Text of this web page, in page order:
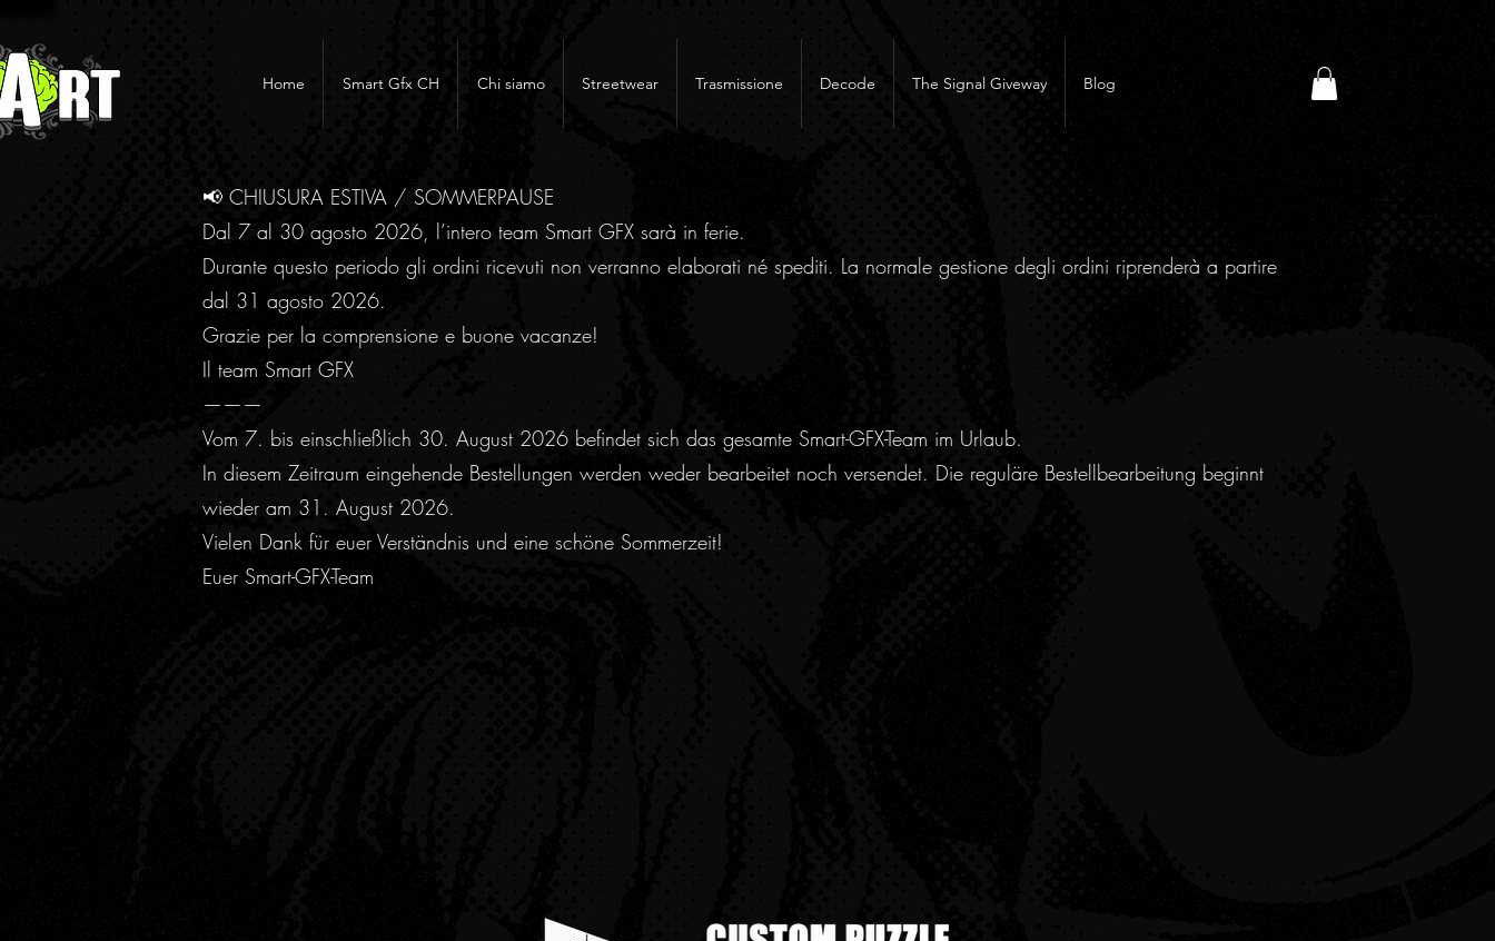
Home Smart Gfx CH Chi siamo Streetwear Trasmissione Decode The Signal Giveway Blog
📢 CHIUSURA ESTIVA / SOMMERPAUSE
Dal 7 al 30 agosto 2026, l’intero team Smart GFX sarà in ferie.
Durante questo periodo gli ordini ricevuti non verranno elaborati né spediti. La normale gestione degli ordini riprenderà a partire
dal 31 agosto 2026.
Grazie per la comprensione e buone vacanze!
Il team Smart GFX
———
Vom 7. bis einschließlich 30. August 2026 befindet sich das gesamte Smart-GFX-Team im Urlaub.
In diesem Zeitraum eingehende Bestellungen werden weder bearbeitet noch versendet. Die reguläre Bestellbearbeitung beginnt
wieder am 31. August 2026.
Vielen Dank für euer Verständnis und eine schöne Sommerzeit!
Euer Smart-GFX-Team